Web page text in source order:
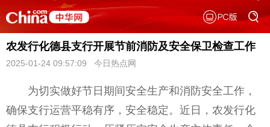
农发行化德县支行开展节前消防及安全保卫检查工作
2025-01-24 09:57:09 今日热点网
为切实做好节日期间安全生产和消防安全工作，
确保支行运营平稳有序，安全稳定。 近日，农发行化